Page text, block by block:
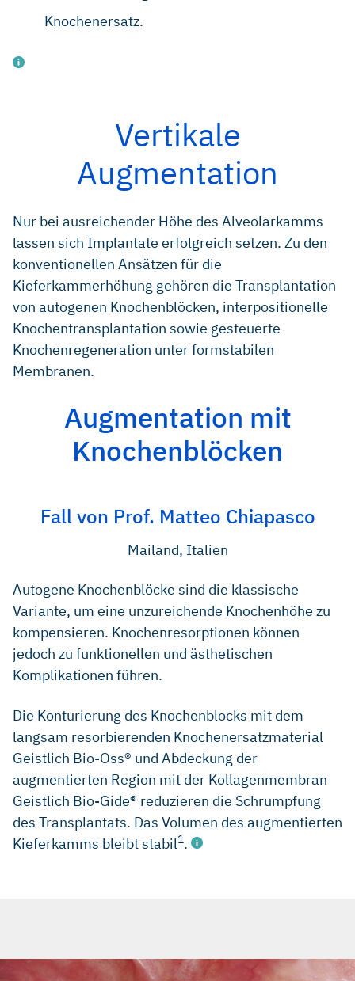
Knochenersatz.
Chiapasco M, et al.: Clin Oral Implants Res 2013; 23(9):
Zitzmann N, et al.: Int J Oral Maxillofac Implants 1997;
Schneider D, et al.: Clin Oral Implants Res 2013; Feb 25
[Epub vor Drucklegung].
Tal H, et al.: Clin Oral Implants Res 2008; 19(3): 295-302.
Simion M, et al.: Clin Oral Implants Res 2007; 18(5): 620-
29.
Vertikale
Augmentation
Nur bei ausreichender Höhe des Alveolarkamms
lassen sich Implantate erfolgreich setzen. Zu den
konventionellen Ansätzen für die
Kieferkammerhöhung gehören die Transplantation
von autogenen Knochenblöcken, interpositionelle
Knochentransplantation sowie gesteuerte
Knochenregeneration unter formstabilen
Membranen.
Augmentation mit
Knochenblöcken
Fall von Prof. Matteo Chiapasco
Mailand, Italien
Autogene Knochenblöcke sind die klassische
Variante, um eine unzureichende Knochenhöhe zu
kompensieren. Knochenresorptionen können
jedoch zu funktionellen und ästhetischen
Komplikationen führen.
Die Konturierung des Knochenblocks mit dem
langsam resorbierenden Knochenersatzmaterial
Geistlich Bio-Oss® und Abdeckung der
augmentierten Region mit der Kollagenmembran
Geistlich Bio-Gide® reduzieren die Schrumpfung
des Transplantats. Das Volumen des augmentierten
Kieferkamms bleibt stabil1.